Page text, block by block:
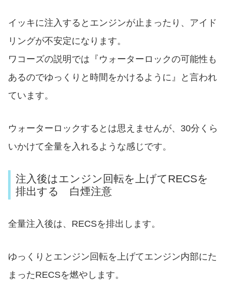
イッキに注入するとエンジンが止まったり、アイド
リングが不安定になります。
ワコーズの説明では『ウォーターロックの可能性も
あるのでゆっくりと時間をかけるように』と言われ
ています。
ウォーターロックするとは思えませんが、30分くら
いかけて全量を入れるような感じです。
注入後はエンジン回転を上げてRECSを
排出する 白煙注意
全量注入後は、RECSを排出します。
ゆっくりとエンジン回転を上げてエンジン内部にた
まったRECSを燃やします。